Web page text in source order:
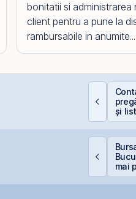
bonitatii si administrarea
client pentru a pune la
rambursabile in anumite...
și
mai